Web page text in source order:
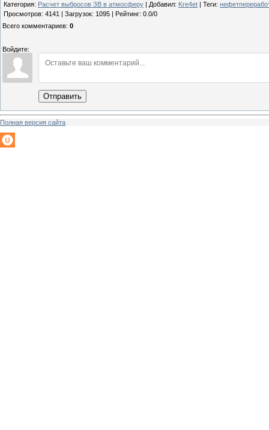
Категория: Расчет выбросов ЗВ в атмосферу Добавил: Kre4et Теги:
Просмотров: 4141 Загрузок: 1095 Рейтинг: 0.0/0
Всего комментариев: 0
Войдите:
Отправить
Полная версия сайта